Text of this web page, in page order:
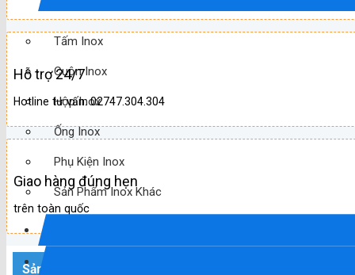
Tấm Inox
Cuộn Inox
Hộp Inox
Ống Inox
Phụ Kiện Inox
Sản Phẩm Inox Khác
Hỗ trợ 24/7
Hotline tư vấn: 02747.304.304
Giao hàng đúng hẹn
trên toàn quốc
Sản phẩm mới